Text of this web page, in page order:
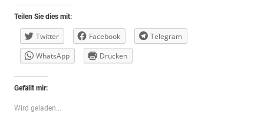
Teilen Sie dies mit:
Twitter Facebook
Telegram
WhatsApp
Drucken
Gefällt mir:
Wird geladen...